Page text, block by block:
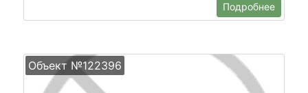
Подробнее
Объект №122396